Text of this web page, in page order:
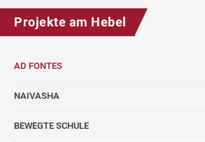
Projekte am Hebel
AD FONTES
NAIVASHA
BEWEGTE SCHULE